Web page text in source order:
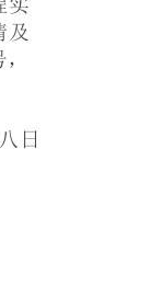
实
及
，
日